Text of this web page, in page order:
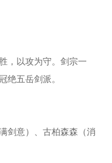
，以攻为守。剑宗一
绝五岳剑派。
剑意）、古柏森森（消